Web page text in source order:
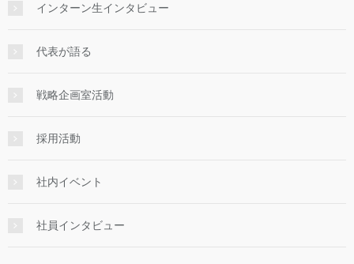
インターン生インタビュー
代表が語る
戦略企画室活動
採用活動
社内イベント
社員インタビュー